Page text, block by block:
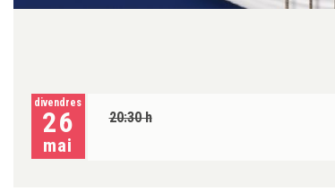
divendres
26
mai
20:30 h